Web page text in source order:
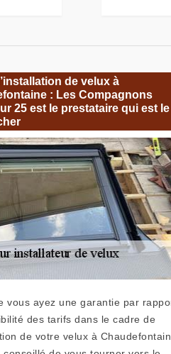
de velux à
: Les Compagnons
25 est le prestataire qui est le
vous ayez une garantie par
des tarifs dans le cadre de
de votre velux à